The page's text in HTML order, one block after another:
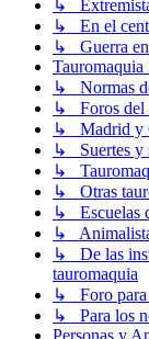
↳
↳ En el
↳ Guerra en
Tauromaquia
↳ Normas
↳ Foros del
↳ Madrid y
↳ Suertes y
↳
↳ Otras
↳ Escuelas
↳
↳ De las
tauromaquia
↳ Foro para
↳ Para los